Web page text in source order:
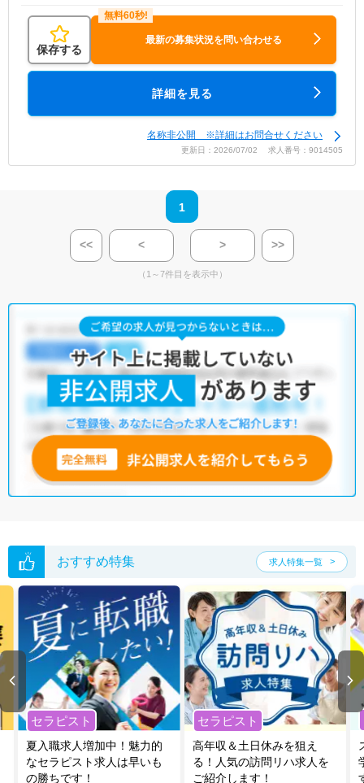
保存する
最新の募集状況を問い合わせる
詳細を見る
名称非公開 ※詳細はお問合せください
更新日：2026/07/02 求人番号：9014505
1
<< < > >>
（1～7件目を表示中）
おすすめ特集 求人特集一覧
セラピスト
夏入職求人増加中！魅力的
なセラピスト求人は早いも
の勝ちです！
セラピスト
高年収＆土日休みを狙え
る！人気の訪問リハ求人を
ご紹介します！